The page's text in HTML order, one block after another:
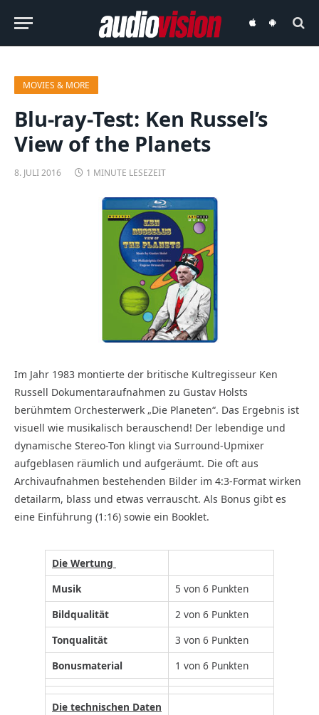
audiovisionaudiovision
MOVIES & MORE
Blu-ray-Test: Ken Russel’s
View of the Planets
8. JULI 2016 1 MINUTE LESEZEIT
Im Jahr 1983 montierte der britische Kultregisseur Ken
Russell Dokumentaraufnahmen zu Gustav Holsts
berühmtem Orchesterwerk „Die Planeten“. Das Ergebnis ist
visuell wie musikalisch berauschend! Der lebendige und
dynamische Stereo-Ton klingt via Surround-Upmixer
aufgeblasen räumlich und aufgeräumt. Die oft aus
Archivaufnahmen bestehenden Bilder im 4:3-Format wirken
detailarm, blass und etwas verrauscht. Als Bonus gibt es
eine Einführung (1:16) sowie ein Booklet.
Die Wertung
Musik
5 von 6 Punkten
Bildqualität
2 von 6 Punkten
Tonqualität
3 von 6 Punkten
Bonusmaterial
1 von 6 Punkten
Die technischen Daten